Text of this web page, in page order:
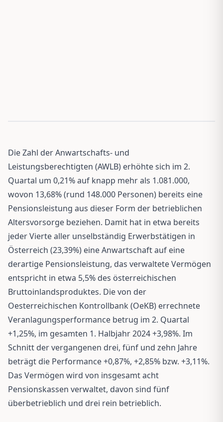
Die Zahl der Anwartschafts- und
Leistungsberechtigten (AWLB) erhöhte sich im 2.
Quartal um 0,21% auf knapp mehr als 1.081.000,
wovon 13,68% (rund 148.000 Personen) bereits eine
Pensionsleistung aus dieser Form der betrieblichen
Altersvorsorge beziehen. Damit hat in etwa bereits
jeder Vierte aller unselbständig Erwerbstätigen in
Österreich (23,39%) eine Anwartschaft auf eine
derartige Pensionsleistung, das verwaltete Vermögen
entspricht in etwa 5,5% des österreichischen
Bruttoinlandsproduktes. Die von der
Oesterreichischen Kontrollbank (OeKB) errechnete
Veranlagungsperformance betrug im 2. Quartal
+1,25%, im gesamten 1. Halbjahr 2024 +3,98%. Im
Schnitt der vergangenen drei, fünf und zehn Jahre
beträgt die Performance +0,87%, +2,85% bzw. +3,11%.
Das Vermögen wird von insgesamt acht
Pensionskassen verwaltet, davon sind fünf
überbetrieblich und drei rein betrieblich.